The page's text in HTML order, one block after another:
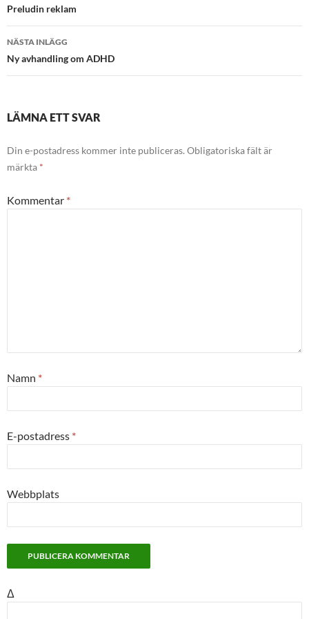
Preludin reklam
NÄSTA INLÄGG
Ny avhandling om ADHD
LÄMNA ETT SVAR
Din e-postadress kommer inte publiceras. Obligatoriska fält är
märkta *
Kommentar *
Namn *
E-postadress *
Webbplats
Δ